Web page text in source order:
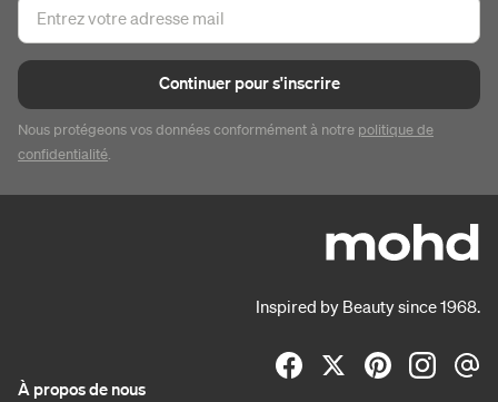
Continuer pour s'inscrire
Nous protégeons vos données conformément à notre politique de
confidentialité.
Inspired by Beauty since 1968.
À propos de nous